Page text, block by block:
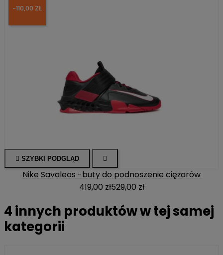
-110,00 ZŁ
 SZYBKI PODGLĄD 
Nike Savaleos -buty do podnoszenie ciężarów
419,00 zł529,00 zł
4 innych produktów w tej samej
kategorii